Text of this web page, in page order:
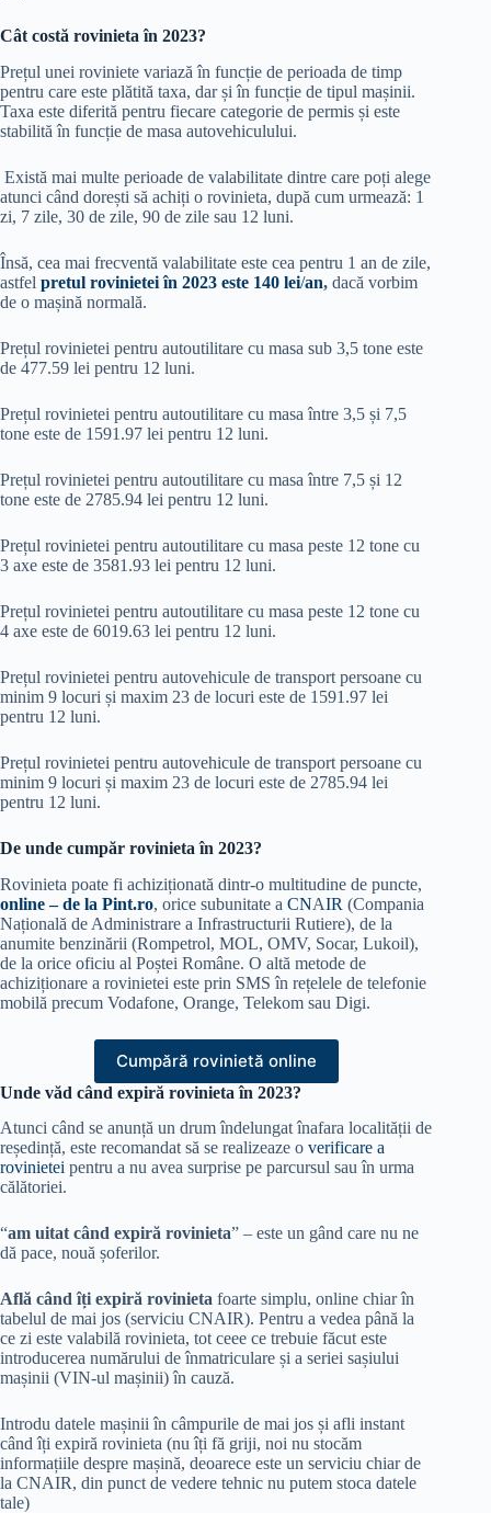
Cât costă rovinieta în 2023?
Prețul unei roviniete variază în funcție de perioada de timp
pentru care este plătită taxa, dar și în funcție de tipul mașinii.
Taxa este diferită pentru fiecare categorie de permis și este
stabilită în funcție de masa autovehiculului.
Există mai multe perioade de valabilitate dintre care poți alege
atunci când dorești să achiți o rovinieta, după cum urmează: 1
zi, 7 zile, 30 de zile, 90 de zile sau 12 luni.
Însă, cea mai frecventă valabilitate este cea pentru 1 an de zile,
astfel pretul rovinietei în 2023 este 140 lei/an, dacă vorbim
de o mașină normală.
Prețul rovinietei pentru autoutilitare cu masa sub 3,5 tone este
de 477.59 lei pentru 12 luni.
Prețul rovinietei pentru autoutilitare cu masa între 3,5 și 7,5
tone este de 1591.97 lei pentru 12 luni.
Prețul rovinietei pentru autoutilitare cu masa între 7,5 și 12
tone este de 2785.94 lei pentru 12 luni.
Prețul rovinietei pentru autoutilitare cu masa peste 12 tone cu
3 axe este de 3581.93 lei pentru 12 luni.
Prețul rovinietei pentru autoutilitare cu masa peste 12 tone cu
4 axe este de 6019.63 lei pentru 12 luni.
Prețul rovinietei pentru autovehicule de transport persoane cu
minim 9 locuri și maxim 23 de locuri este de 1591.97 lei
pentru 12 luni.
Prețul rovinietei pentru autovehicule de transport persoane cu
minim 9 locuri și maxim 23 de locuri este de 2785.94 lei
pentru 12 luni.
De unde cumpăr rovinieta în 2023?
Rovinieta poate fi achiziționată dintr-o multitudine de puncte,
online – de la Pint.ro, orice subunitate a CNAIR (Compania
Națională de Administrare a Infrastructurii Rutiere), de la
anumite benzinării (Rompetrol, MOL, OMV, Socar, Lukoil),
de la orice oficiu al Poștei Române. O altă metode de
achiziționare a rovinietei este prin SMS în rețelele de telefonie
mobilă precum Vodafone, Orange, Telekom sau Digi.
Cumpără rovinietă online
Unde văd când expiră rovinieta în 2023?
Atunci când se anunță un drum îndelungat înafara localității de
reședință, este recomandat să se realizeaze o verificare a
rovinietei pentru a nu avea surprise pe parcursul sau în urma
călătoriei.
“am uitat când expiră rovinieta” – este un gând care nu ne
dă pace, nouă șoferilor.
Află când îți expiră rovinieta foarte simplu, online chiar în
tabelul de mai jos (serviciu CNAIR). Pentru a vedea până la
ce zi este valabilă rovinieta, tot ceee ce trebuie făcut este
introducerea numărului de înmatriculare și a seriei sașiului
mașinii (VIN-ul mașinii) în cauză.
Introdu datele mașinii în câmpurile de mai jos și afli instant
când îți expiră rovinieta (nu îți fă griji, noi nu stocăm
informațiile despre mașină, deoarece este un serviciu chiar de
la CNAIR, din punct de vedere tehnic nu putem stoca datele
tale)